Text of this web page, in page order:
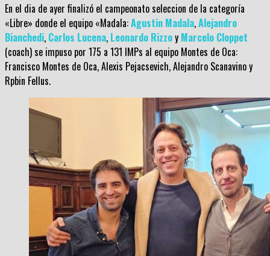
En el dia de ayer finalizó el campeonato seleccion de la categoría
«Libre» donde el equipo «Madala:Agustin Madala,Alejandro
Bianchedi, Carlos Lucena, Leonardo Rizzoy Marcelo Cloppet
(coach) se impuso por 175 a 131 IMPs al equipo Montes de Oca:
Francisco Montes de Oca, Alexis Pejacsevich, Alejandro Scanavino y
Rpbin Fellus.